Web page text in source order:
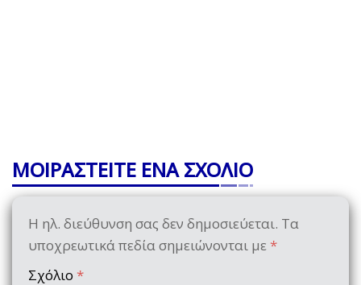
ΜΟΙΡΑΣΤΕΙΤΕ ΕΝΑ ΣΧΟΛΙΟ
Η ηλ. διεύθυνση σας δεν δημοσιεύεται. Τα
υποχρεωτικά πεδία σημειώνονται με *
Σχόλιο *